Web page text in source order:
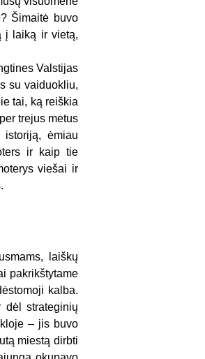
Šimaitė buvo
į laiką ir vietą,
Valstijas
su vaiduokliu,
tai, ką reiškia
trejus metus
istoriją, ėmiau
ir kaip tie
viešai ir
laiškų
pakrikštytame
kalba.
dėl strateginių
– jis buvo
miestą dirbti